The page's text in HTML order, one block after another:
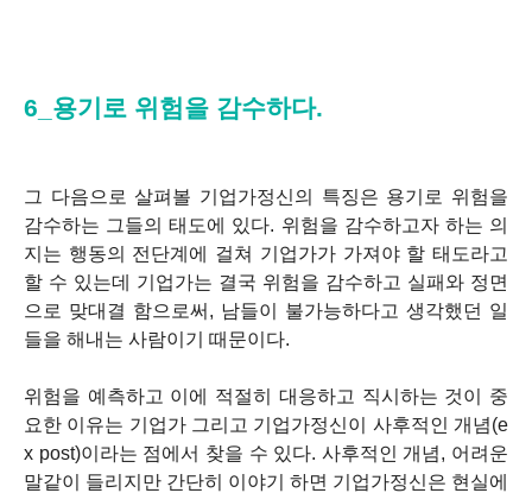
6_용기로 위험을 감수하다.
그 다음으로 살펴볼 기업가정신의 특징은 용기로 위험을
감수하는 그들의 태도에 있다. 위험을 감수하고자 하는 의
지는 행동의 전단계에 걸쳐 기업가가 가져야 할 태도라고
할 수 있는데 기업가는 결국 위험을 감수하고 실패와 정면
으로 맞대결 함으로써, 남들이 불가능하다고 생각했던 일
들을 해내는 사람이기 때문이다.
위험을 예측하고 이에 적절히 대응하고 직시하는 것이 중
요한 이유는 기업가 그리고 기업가정신이 사후적인 개념(e
x post)이라는 점에서 찾을 수 있다. 사후적인 개념, 어려운
말같이 들리지만 간단히 이야기 하면 기업가정신은 현실에